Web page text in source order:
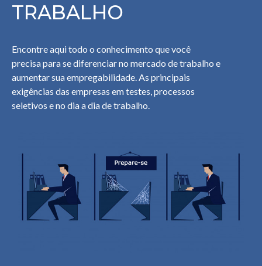
TRABALHO
Encontre aqui todo o conhecimento que você
precisa para se diferenciar no mercado de trabalho e
aumentar sua empregabilidade. As principais
exigências das empresas em testes, processos
seletivos e no dia a dia de trabalho.